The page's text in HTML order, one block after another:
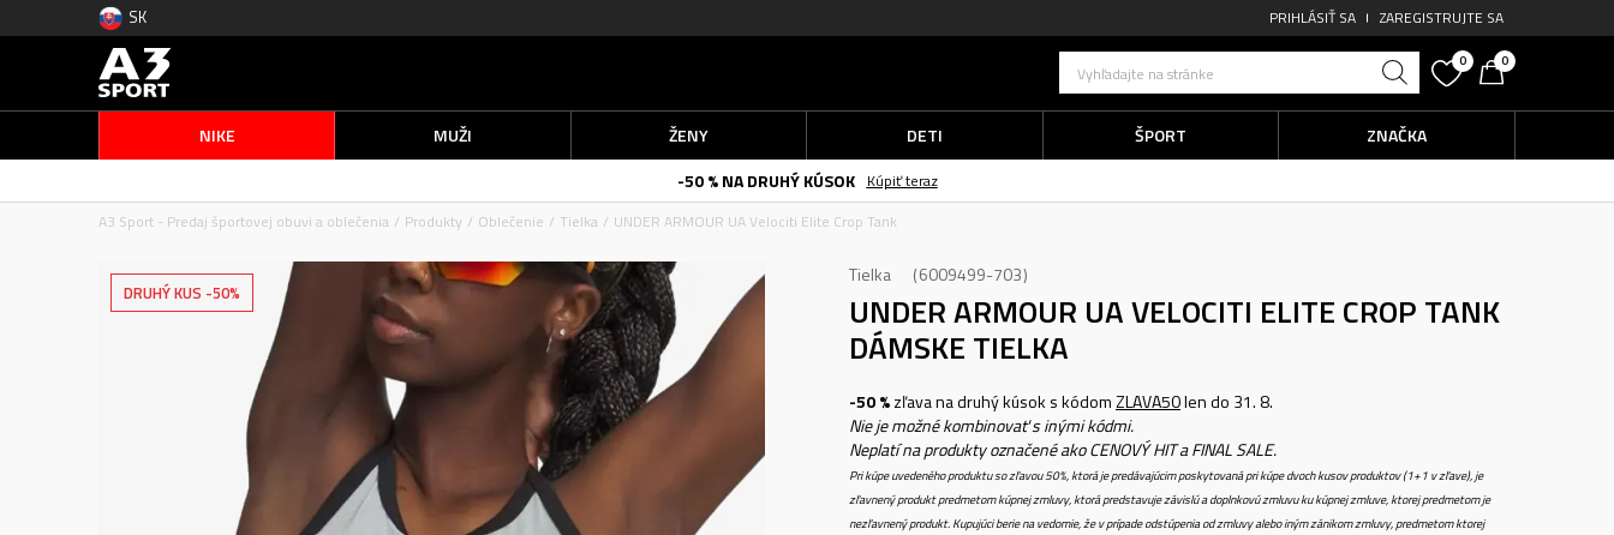
SK PRIHLÁSIŤ SA ZAREGISTRUJTE SA
Vyhľadajte na stránke
0 0
NIKE MUŽI ŽENY DETI ŠPORT
ZNAČKA
-50 % NA DRUHÝ KÚSOK
Kúpiť teraz
A3 Sport - Predaj športovej obuvi a oblečenia
Produkty Oblečenie Tielka UNDER ARMOUR UA Velociti Elite Crop Tank
DRUHÝ KUS -50%
Tielka 6009499-703
UNDER ARMOUR UA VELOCITI ELITE CROP TANK
DÁMSKE TIELKA
-50 %zľava na druhý kúsok s kódomZLAVA50len do 31. 8.
Nie je možné kombinovať s inými kódmi.
Neplatí na produkty označené ako CENOVÝ HIT a FINAL SALE.
Pri kúpe uvedeného produktu so zľavou 50%, ktorá je predávajúcim poskytovaná pri kúpe dvoch kusov produktov (1+1 v zľave), je
zľavnený produkt predmetom kúpnej zmluvy, ktorá predstavuje závislú a doplnkovú zmluvu ku kúpnej zmluve, ktorej predmetom je
nezľavnený produkt. Kupujúci berie na vedomie, že v prípade odstúpenia od zmluvy alebo iným zánikom zmluvy, predmetom ktorej